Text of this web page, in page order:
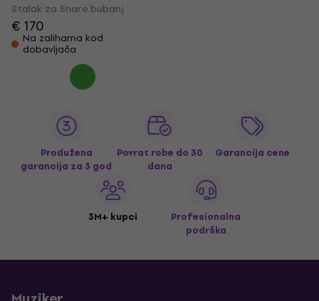
Stalak za Snare bubanj
€ 170
Na zalihama kod
dobavljača
Produžena
garancija za 3 god
Povrat robe do 30
dana
Garancija cene
3M+ kupci
Profesionalna
podrška